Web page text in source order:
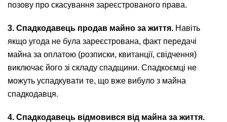
позову про скасування зареєстрованого права.
3. Спадкодавець продав майно за життя. Навіть
якщо угода не була зареєстрована, факт передачі
майна за оплатою (розписки, квитанції, свідчення)
виключає його зі складу спадщини. Спадкоємці не
можуть успадкувати те, що вже вибуло з майна
спадкодавця.
4. Спадкодавець відмовився від майна за життя.